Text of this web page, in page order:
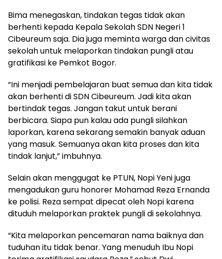
Bima menegaskan, tindakan tegas tidak akan
berhenti kepada Kepala Sekolah SDN Negeri 1
Cibeureum saja. Dia juga meminta warga dan civitas
sekolah untuk melaporkan tindakan pungli atau
gratifikasi ke Pemkot Bogor.
“Ini menjadi pembelajaran buat semua dan kita tidak
akan berhenti di SDN Cibeureum. Jadi kita akan
bertindak tegas. Jangan takut untuk berani
berbicara. Siapa pun kalau ada pungli silahkan
laporkan, karena sekarang semakin banyak aduan
yang masuk. Semuanya akan kita proses dan kita
tindak lanjut,” imbuhnya.
Selain akan menggugat ke PTUN, Nopi Yeni juga
mengadukan guru honorer Mohamad Reza Ernanda
ke polisi. Reza sempat dipecat oleh Nopi karena
dituduh melaporkan praktek pungli di sekolahnya.
“Kita melaporkan pencemaran nama baiknya dan
tuduhan itu tidak benar. Yang menuduh Ibu Nopi